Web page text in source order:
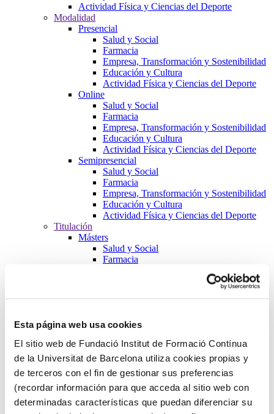
Esta página web usa cookies
El sitio web de Fundació Institut de Formació Contínua
de la Universitat de Barcelona utiliza cookies propias y
de terceros con el fin de gestionar sus preferencias
(recordar información para que acceda al sitio web con
determinadas características que puedan diferenciar su
Actividad Física y Ciencias del Deporte
Modalidad
Presencial
Salud y Social
Farmacia
Empresa, Transformación y Sostenibilidad
Educación y Cultura
Actividad Física y Ciencias del Deporte
Online
Salud y Social
Farmacia
Empresa, Transformación y Sostenibilidad
Educación y Cultura
Actividad Física y Ciencias del Deporte
Semipresencial
Salud y Social
Farmacia
Empresa, Transformación y Sostenibilidad
Educación y Cultura
Actividad Física y Ciencias del Deporte
Titulación
Másters
Salud y Social
Farmacia
Actividad Física y Ciencias del Deporte
Farmacia
Educación y Cultura
Actividad Física y Ciencias del Deporte
Cursos
Salud y Social
Farmacia
Empresa, Transformación y Sostenibilidad